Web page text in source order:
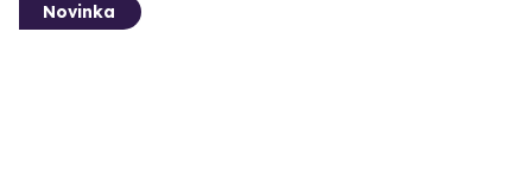
Novinka